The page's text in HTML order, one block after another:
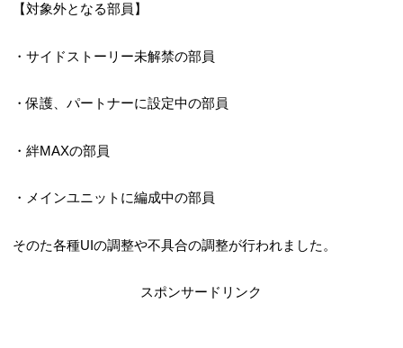
【対象外となる部員】
・サイドストーリー未解禁の部員
・保護、パートナーに設定中の部員
・絆MAXの部員
・メインユニットに編成中の部員
そのた各種UIの調整や不具合の調整が行われました。
スポンサードリンク